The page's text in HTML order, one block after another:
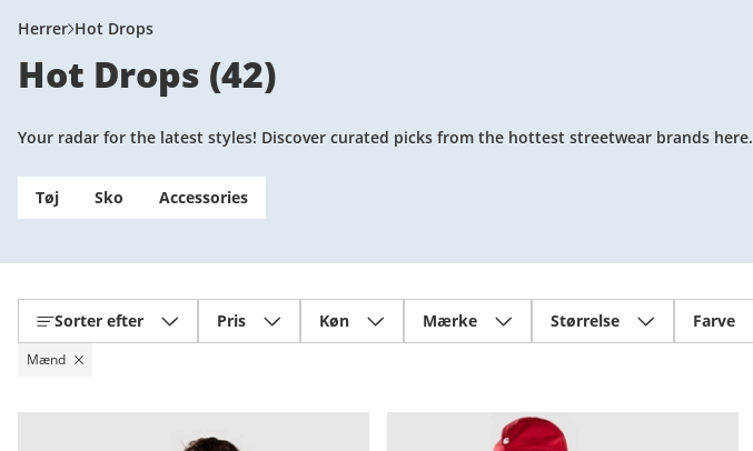
Herrer Hot Drops
Hot Drops (42)
Your radar for the latest styles! Discover curated picks from the hottest streetwear brands here.
Tøj Sko Accessories
Sorter efter Pris Køn Mærke Størrelse Farve
Mænd